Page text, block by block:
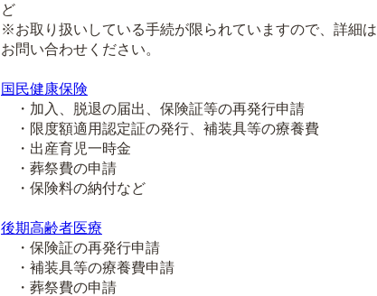
ど
※お取り扱いしている手続が限られていますので、詳細は
お問い合わせください。
国民健康保険
・加入、脱退の届出、保険証等の再発行申請
・限度額適用認定証の発行、補装具等の療養費
・出産育児一時金
・葬祭費の申請
・保険料の納付など
後期高齢者医療
・保険証の再発行申請
・補装具等の療養費申請
・葬祭費の申請